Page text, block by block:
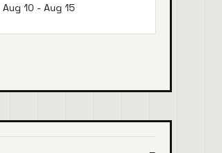
Aug 10 - Aug 15